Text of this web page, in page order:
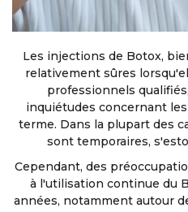
Les injections de Botox,
relativement sûres
professionnels
inquiétudes concernant
terme. Dans la plupart des
sont temporaires,
Cependant, des
à l'utilisation continue du
années, notamment autour